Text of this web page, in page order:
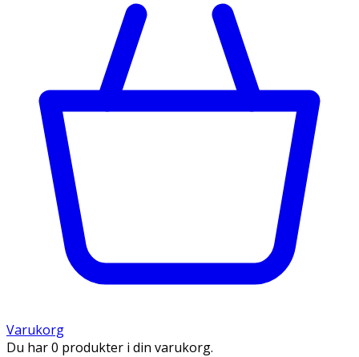
Varukorg
Du har 0 produkter i din varukorg.